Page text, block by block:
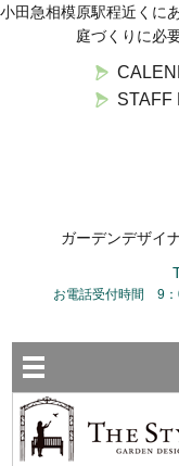
小田急相模原駅程近くに
庭づくりに必
STAFF
ガーデンデザイ
お電話受付時間 9：